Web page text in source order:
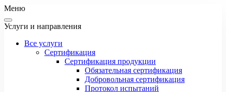
Меню
Услуги и направления
Все услуги
Сертификация
Сертификация продукции
Обязательная сертификация
Добровольная сертификация
Протокол испытаний